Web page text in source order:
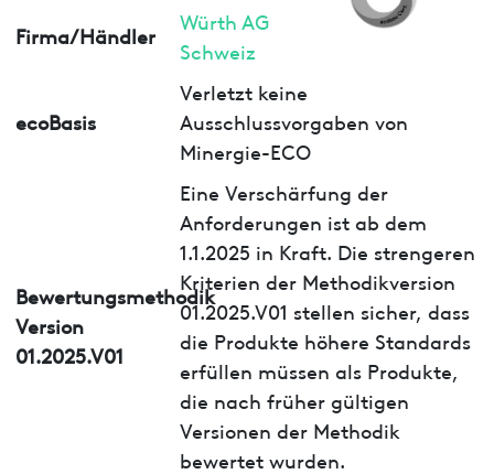
Firma/Händler
Würth AG
Schweiz
ecoBasis
Verletzt keine
Ausschlussvorgaben von
Minergie-ECO
Bewertungsmethodik
Version
01.2025.V01
Eine Verschärfung der
Anforderungen ist ab dem
1.1.2025 in Kraft. Die strengeren
Kriterien der Methodikversion
01.2025.V01 stellen sicher, dass
die Produkte höhere Standards
erfüllen müssen als Produkte,
die nach früher gültigen
Versionen der Methodik
bewertet wurden.